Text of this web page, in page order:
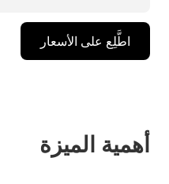
اطَّلِع على الأسعار
أهمية الميزة